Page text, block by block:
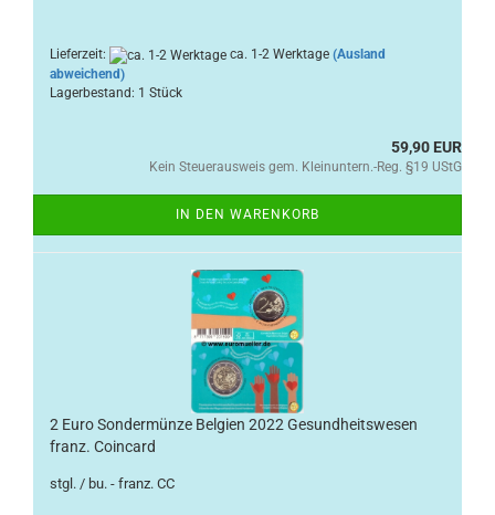
Lieferzeit: ca. 1-2 Werktage (Ausland
abweichend)
Lagerbestand: 1 Stück
59,90 EUR
Kein Steuerausweis gem. Kleinuntern.-Reg. §19 UStG
IN DEN WARENKORB
2 Euro Sondermünze Belgien 2022 Gesundheitswesen
franz. Coincard
stgl. / bu. - franz. CC